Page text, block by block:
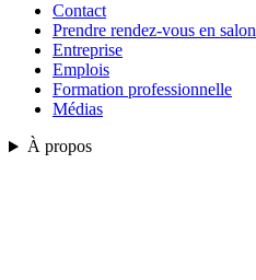
Contact
Prendre rendez-vous en salon
Entreprise
Emplois
Formation professionnelle
Médias
À propos